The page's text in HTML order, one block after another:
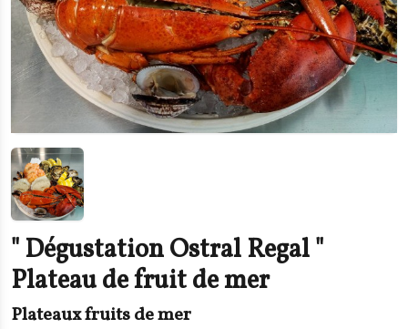
" Dégustation Ostral Regal "
Plateau de fruit de mer
Plateaux fruits de mer